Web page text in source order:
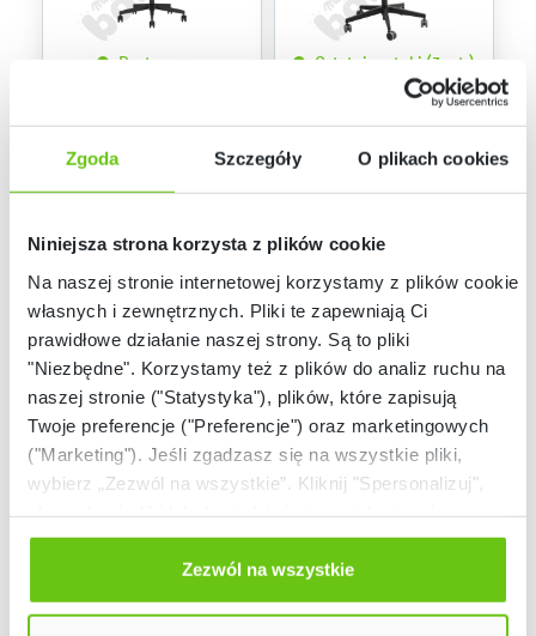
Zgoda Szczegóły O plikach cookies
Niniejsza strona korzysta z plików cookie
Na naszej stronie internetowej korzystamy z plików cookie:
własnych i zewnętrznych. Pliki te zapewniają Ci
prawidłowe działanie naszej strony. Są to pliki
"Niezbędne". Korzystamy też z plików do analiz ruchu na
naszej stronie ("Statystyka"), plików, które zapisują
Twoje preferencje ("Preferencje") oraz marketingowych
("Marketing"). Jeśli zgadzasz się na wszystkie pliki,
wybierz „Zezwól na wszystkie”. Kliknij "Spersonalizuj",
Odmów zgody poprzez przycisk „Odmowa”. Wtedy
użyjemy tylko plików niezbędnych dla naszej strony.
Twój wybór możesz zmienić przez kliknięcie przycisku w
Zezwól na wszystkie
Dostępny na
Navigo z
regulowanymi
podłokietnikami
Kod produktu: 048267
Ostatnie sztuki (3 szt.)
Krzesło obrotowe
Milla z regulowanymi
podłokietnikami
Kod produktu:834264
Dostępne warianty
Krzesło R obrotowe
Dostępne warianty
Fotel obrotowy